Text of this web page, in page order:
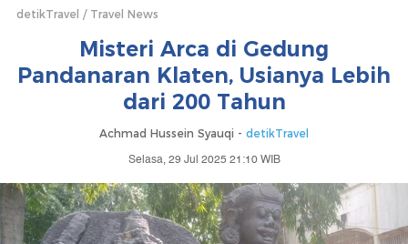
detikTravel Travel News
Misteri Arca di Gedung
Pandanaran Klaten, Usianya Lebih
dari 200 Tahun
Achmad Hussein Syauqi - detikTravel
Selasa, 29 Jul 2025 21:10 WIB